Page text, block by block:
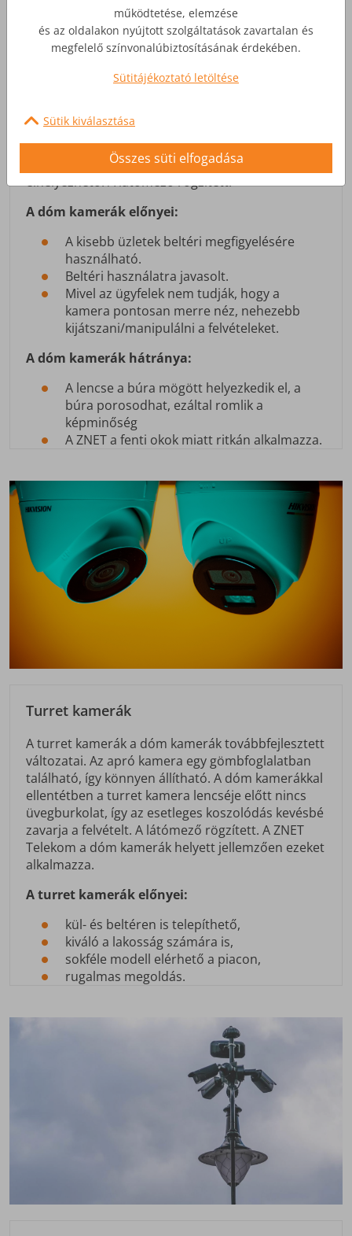
helyezik el belterületen. A kisebb
üzletekben,boltokban, ügyfélszolgálatokon
alkalmazzák leggyakrabban. Mivel a kamera
viszonylag kis helyet foglal, ezért könnyen
elhelyezhető. A látómező rögzített.
A dóm kamerák előnyei:
A kisebb üzletek beltéri megfigyelésére
használható.
Beltéri használatra javasolt.
Mivel az ügyfelek nem tudják, hogy a
kamera pontosan merre néz, nehezebb
kijátszani/manipulálni a felvételeket.
A dóm kamerák hátránya:
A lencse a búra mögött helyezkedik el, a
búra porosodhat, ezáltal romlik a
képminőség
A ZNET a fenti okok miatt ritkán alkalmazza.
Turret kamerák
A turret kamerák a dóm kamerák továbbfejlesztett
változatai. Az apró kamera egy gömbfoglalatban
található, így könnyen állítható. A dóm kamerákkal
ellentétben a turret kamera lencséje előtt nincs
üvegburkolat, így az esetleges koszolódás kevésbé
zavarja a felvételt. A látómező rögzített. A ZNET
Telekom a dóm kamerák helyett jellemzően ezeket
alkalmazza.
A turret kamerák előnyei:
kül- és beltéren is telepíthető,
kiváló a lakosság számára is,
sokféle modell elérhető a piacon,
rugalmas megoldás.
működtetése, elemzése
és az oldalakon nyújtott szolgáltatások zavartalan és
megfelelő színvonalúbiztosításának érdekében.
Sütitájékoztató letöltése
Sütik kiválasztása
Összes süti elfogadása